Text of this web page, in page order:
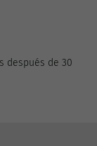
después de 30